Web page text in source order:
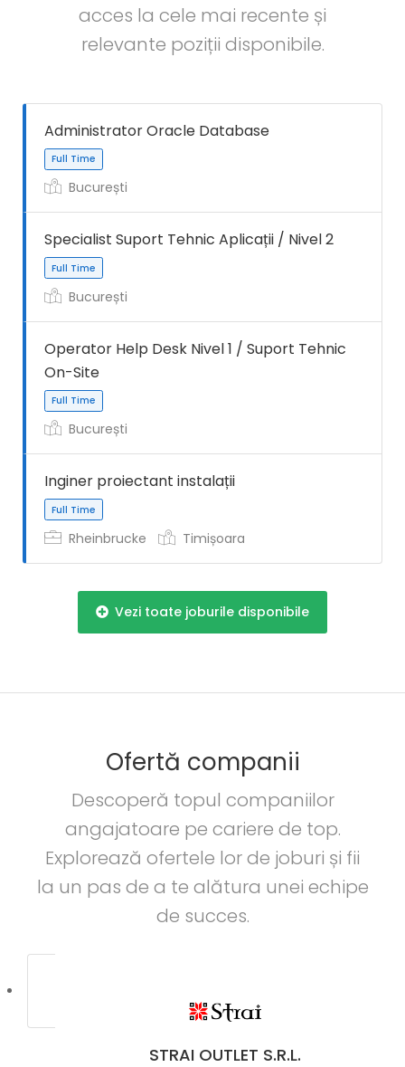
acces la cele mai recente și
relevante poziții disponibile.
Administrator Oracle Database
Full Time
București
Specialist Suport Tehnic Aplicații / Nivel 2
Full Time
București
Operator Help Desk Nivel 1 / Suport Tehnic
On-Site
Full Time
București
Inginer proiectant instalații
Full Time
Rheinbrucke Timișoara
Vezi toate joburile disponibile
Ofertă companii
Descoperă topul companiilor
angajatoare pe cariere de top.
Explorează ofertele lor de joburi și fii
la un pas de a te alătura unei echipe
de succes.
STRAI OUTLET S.R.L.